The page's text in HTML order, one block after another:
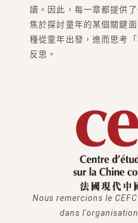
讀。因此，每一章都提供
焦於探討童年的某個關鍵
種從童年出發，進而思考
反思。
Nous remercions le
dans